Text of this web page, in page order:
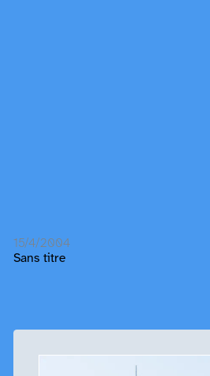
15/4/2004
Sans titre